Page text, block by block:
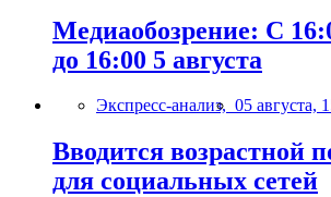
Медиаобозрение: С
до 16:00 5 августа
Экспресс-анализ, 05 августа,
Вводится возрастной
для социальных сетей